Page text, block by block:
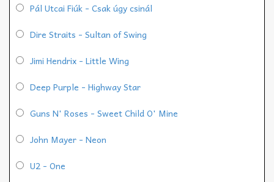
Pál Utcai Fiúk - Csak úgy csinál
Dire Straits - Sultan of Swing
Jimi Hendrix - Little Wing
Deep Purple - Highway Star
Guns N' Roses - Sweet Child O' Mine
John Mayer - Neon
U2 - One